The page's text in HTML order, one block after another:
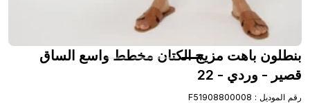
بنطلون باهت مزيج الكتان مخطط واسع الساق
قصير - وردي - 22
رقم الموديل :
F51908800008